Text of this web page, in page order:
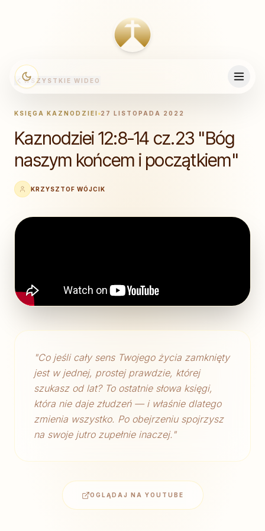
WSZYSTKIE WIDEO
KSIĘGA KAZNODZIEI 27 LISTOPADA 2022
Kaznodziei 12:8-14 cz.23 "Bóg
naszym końcem i początkiem"
KRZYSZTOF WÓJCIK
"Co jeśli cały sens Twojego życia zamknięty
jest w jednej, prostej prawdzie, której
szukasz od lat? To ostatnie słowa księgi,
która nie daje złudzeń — i właśnie dlatego
zmienia wszystko. Po obejrzeniu spojrzysz
na swoje jutro zupełnie inaczej. "
OGLĄDAJ NA YOUTUBE